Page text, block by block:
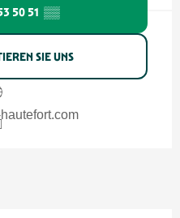
50 51 ▒▒
SIE UNS